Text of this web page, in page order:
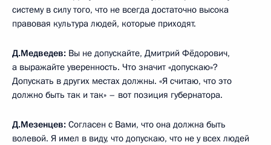
систему в силу того, что не всегда достаточно высока
правовая культура людей, которые приходят.
Д.Медведев: Вы не допускайте, Дмитрий Фёдорович,
а выражайте уверенность. Что значит «допускаю»?
Допускать в других местах должны. «Я считаю, что это
должно быть так и так» – вот позиция губернатора.
Д.Мезенцев: Согласен с Вами, что она должна быть
волевой. Я имел в виду, что допускаю, что не у всех людей